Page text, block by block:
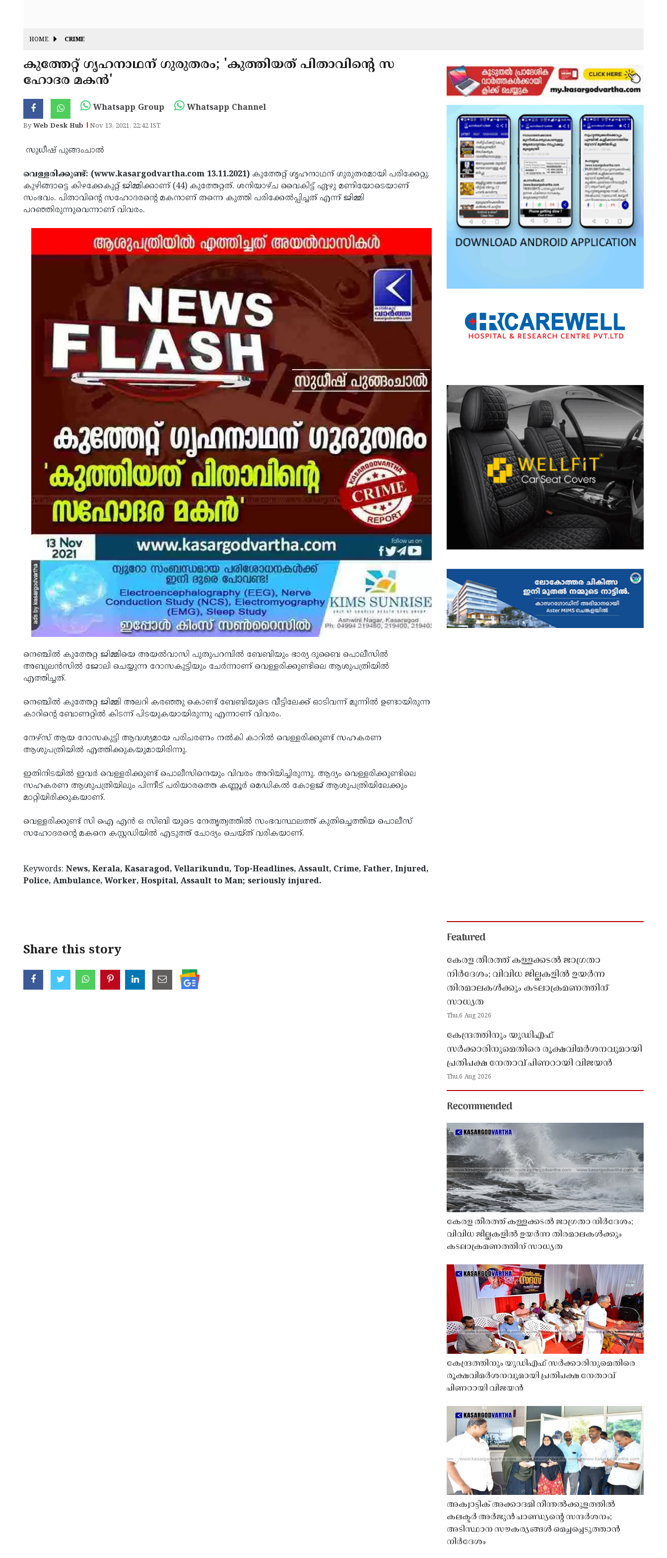
HOME CRIME
കുത്തേറ്റ് ഗൃഹനാഥന് ഗുരുതരം; 'കുത്തിയത് പിതാവിന്റെ സ
ഹോദര മകൻ'
Whatsapp Group Whatsapp Channel
ByWeb Desk Hub Nov 13, 2021, 22:42 IST
സുധീഷ് പുങ്ങംചാൽ
വെള്ളരിക്കുണ്ട്: (www.kasargodvartha.com 13.11.2021) കുത്തേറ്റ് ഗൃഹനാഥന് ഗുരുതരമായി പരിക്കേറ്റു.
കുഴിങ്ങാട്ടെ കിഴക്കേകുറ്റ് ജിമ്മിക്കാണ് (44) കുത്തേറ്റത്. ശനിയാഴ്ച വൈകിട്ട് ഏഴു മണിയോടെയാണ്
സംഭവം. പിതാവിന്റെ സഹോദരന്റെ മകനാണ് തന്നെ കുത്തി പരിക്കേൽപ്പിച്ചത് എന്ന് ജിമ്മി
പറഞ്ഞിരുന്നുവെന്നാണ് വിവരം.
നെഞ്ചിൽ കുത്തേറ്റ ജിമ്മിയെ അയൽവാസി പുതുപറമ്പിൽ ബേബിയും ഭാര്യ ദുബൈ പൊലീസിൽ
അബുലൻസിൽ ജോലി ചെയ്യുന്ന റോസകുട്ടിയും ചേർന്നാണ് വെള്ളരിക്കുണ്ടിലെ ആശുപത്രിയിൽ
എത്തിച്ചത്.
നെഞ്ചിൽ കുത്തേറ്റ ജിമ്മി അലറി കരഞ്ഞു കൊണ്ട് ബേബിയുടെ വീട്ടിലേക്ക് ഓടിവന്ന് മുന്നിൽ ഉണ്ടായിരുന്ന
കാറിന്റെ ബോണറ്റിൽ കിടന്ന് പിടയുകയായിരുന്നു എന്നാണ് വിവരം.
നേഴ്‌സ് ആയ റോസകുട്ടി ആവശ്യമായ പരിചരണം നൽകി കാറിൽ വെള്ളരിക്കുണ്ട് സഹകരണ
ആശുപത്രിയിൽ എത്തിക്കുകയുമായിരിന്നു.
ഇതിനിടയിൽ ഇവർ വെള്ളരിക്കുണ്ട് പൊലീസിനെയും വിവരം അറിയിച്ചിരുന്നു. ആദ്യം വെള്ളരിക്കുണ്ടിലെ
സഹകരണ ആശുപത്രിയിലും പിന്നീട് പരിയാരത്തെ കണ്ണൂർ മെഡികൽ കോളജ് ആശുപത്രിയിലേക്കും
മാറ്റിയിരിക്കുകയാണ്.
വെള്ളരിക്കുണ്ട് സി ഐ എൻ ഒ സിബി യുടെ നേതൃത്വത്തിൽ സംഭവസ്ഥലത്ത്‌ കുതിച്ചെത്തിയ പൊലീസ്
സഹോദരന്റെ മകനെ കസ്റ്റഡിയിൽ എടുത്ത്‌ ചോദ്യം ചെയ്ത് വരികയാണ്.
Keywords: News, Kerala, Kasaragod, Vellarikundu, Top-Headlines, Assault, Crime, Father, Injured,
Police, Ambulance, Worker, Hospital, Assault to Man; seriously injured.
Share this story
Featured
കേരള തീരത്ത് കള്ളക്കടൽ ജാഗ്രതാ
നിർദേശം; വിവിധ ജില്ലകളിൽ ഉയർന്ന
തിരമാലകൾക്കും കടലാക്രമണത്തിന്
സാധ്യത
Thu,6 Aug 2026
കേന്ദ്രത്തിനും യുഡിഎഫ്
സർക്കാരിനുമെതിരെ രൂക്ഷവിമർശനവുമായി
പ്രതിപക്ഷ നേതാവ് പിണറായി വിജയൻ
Thu,6 Aug 2026
Recommended
കേരള തീരത്ത് കള്ളക്കടൽ ജാഗ്രതാ നിർദേശം;
വിവിധ ജില്ലകളിൽ ഉയർന്ന തിരമാലകൾക്കും
കടലാക്രമണത്തിന് സാധ്യത
കേന്ദ്രത്തിനും യുഡിഎഫ് സർക്കാരിനുമെതിരെ
രൂക്ഷവിമർശനവുമായി പ്രതിപക്ഷ നേതാവ്
പിണറായി വിജയൻ
അക്വാട്ടിക് അക്കാദമി നീന്തൽക്കുളത്തിൽ
കലക്ടർ അർജുൻ പാണ്ഡ്യൻ്റെ സന്ദർശനം;
അടിസ്ഥാന സൗകര്യങ്ങൾ മെച്ചപ്പെടുത്താൻ
നിർദേശം